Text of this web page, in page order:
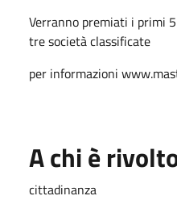
Verranno premiati i primi
tre società classificate
per informazioni
A chi è
cittadinanza